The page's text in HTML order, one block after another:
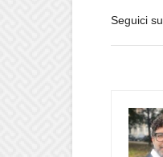
Seguici su